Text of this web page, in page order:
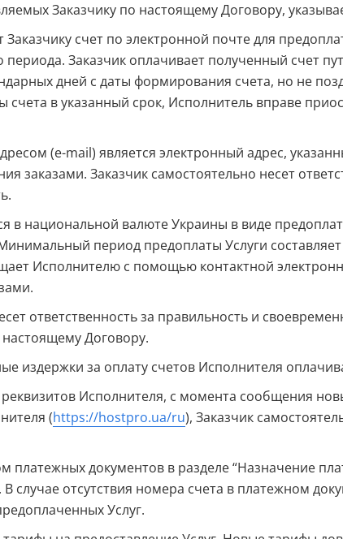
Заказчику по настоящему Договору,
Заказчику счет по электронной почте для
Заказчик оплачивает полученный счет
дней с даты формирования счета, но не
в указанный срок, Исполнитель вправе
(e-mail) является электронный адрес,
заказами. Заказчик самостоятельно несет
в национальной валюте Украины в виде
период предоплаты Услуги
Исполнителю с помощью контактной
ответственность за правильность и
Договору.
издержки за оплату счетов Исполнителя
Исполнителя, с момента сообщения
(https://hostpro.ua/ru), Заказчик
платежных документов в разделе “Назначение
случае отсутствия номера счета в платежном
Услуг.